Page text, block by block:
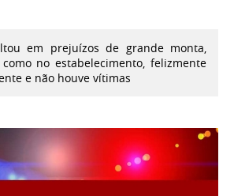
em prejuízos de grande monta,
no estabelecimento, felizmente
e não houve vítimas